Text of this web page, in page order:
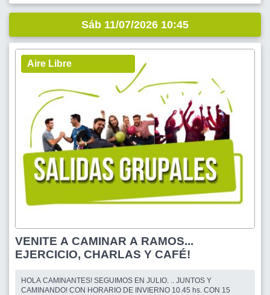
Sáb 11/07/2026 10:45
Aire Libre
VENITE A CAMINAR A RAMOS...
EJERCICIO, CHARLAS Y CAFÉ!
HOLA CAMINANTES! SEGUIMOS EN JULIO. .. JUNTOS Y
CAMINANDO! CON HORARIO DE INVIERNO 10.45 hs. CON 15